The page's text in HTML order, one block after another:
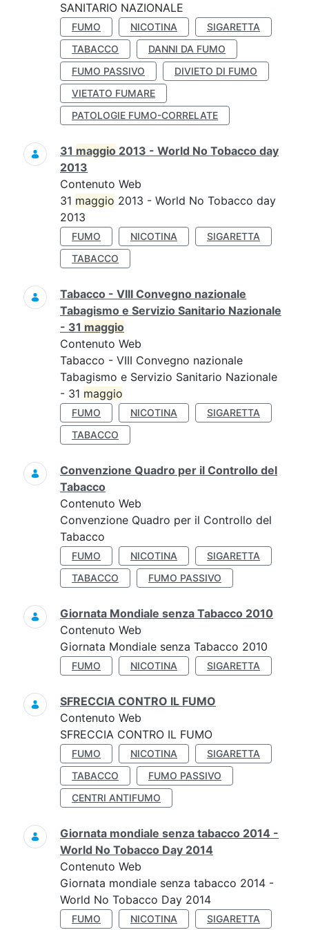
SANITARIO NAZIONALE
FUMO NICOTINA
SIGARETTA
TABACCO
DANNI DA FUMO
FUMO PASSIVO
DIVIETO DI FUMO
VIETATO FUMARE
PATOLOGIE FUMO-CORRELATE
31 maggio 2013 - World No Tobacco day
2013
Contenuto Web
31 maggio 2013 - World No Tobacco day
2013
FUMO NICOTINA
SIGARETTA
TABACCO
Tabacco - VIII Convegno nazionale
Tabagismo e Servizio Sanitario Nazionale
- 31 maggio
Contenuto Web
Tabacco - VIII Convegno nazionale
Tabagismo e Servizio Sanitario Nazionale
- 31 maggio
FUMO NICOTINA
SIGARETTA
TABACCO
Convenzione Quadro per il Controllo del
Tabacco
Contenuto Web
Convenzione Quadro per il Controllo del
Tabacco
FUMO NICOTINA
SIGARETTA
TABACCO
FUMO PASSIVO
Giornata Mondiale senza Tabacco 2010
Contenuto Web
Giornata Mondiale senza Tabacco 2010
FUMO NICOTINA SIGARETTA
SFRECCIA CONTRO IL FUMO
Contenuto Web
SFRECCIA CONTRO IL FUMO
FUMO NICOTINA
SIGARETTA
TABACCO
FUMO PASSIVO
CENTRI ANTIFUMO
Giornata mondiale senza tabacco 2014 -
World No Tobacco Day 2014
Contenuto Web
Giornata mondiale senza tabacco 2014 -
World No Tobacco Day 2014
FUMO NICOTINA
SIGARETTA